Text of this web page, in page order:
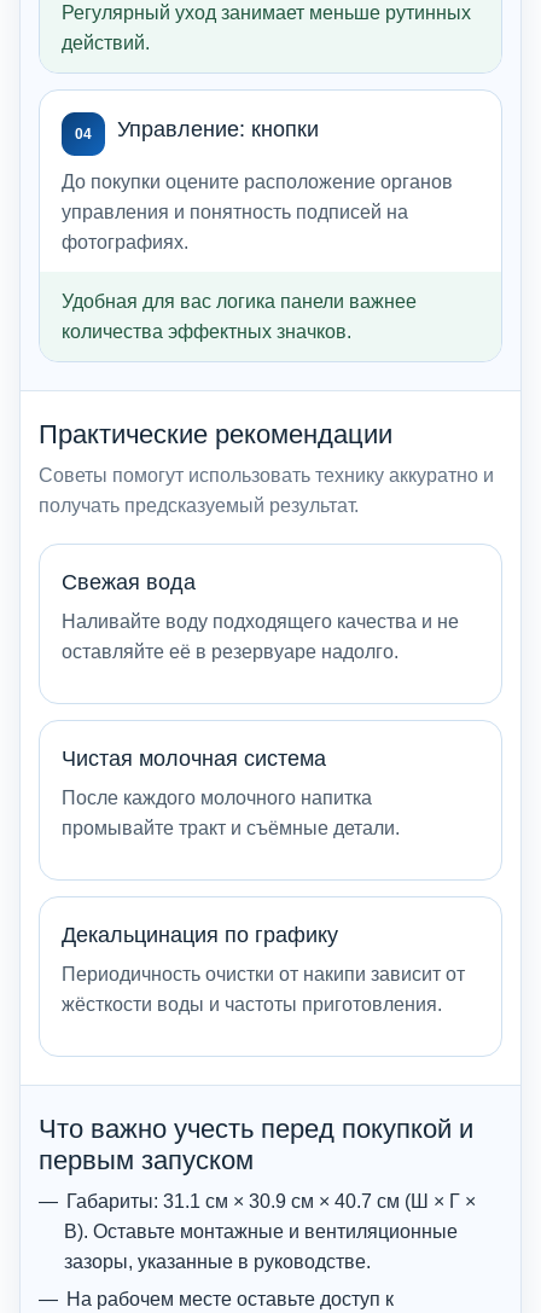
Регулярный уход занимает меньше рутинных
действий.
04 Управление: кнопки
До покупки оцените расположение органов
управления и понятность подписей на
фотографиях.
Удобная для вас логика панели важнее
количества эффектных значков.
Практические рекомендации
Советы помогут использовать технику аккуратно и
получать предсказуемый результат.
Свежая вода
Наливайте воду подходящего качества и не
оставляйте её в резервуаре надолго.
Чистая молочная система
После каждого молочного напитка
промывайте тракт и съёмные детали.
Декальцинация по графику
Периодичность очистки от накипи зависит от
жёсткости воды и частоты приготовления.
Что важно учесть перед покупкой и
первым запуском
Габариты: 31.1 см × 30.9 см × 40.7 см (Ш × Г ×
В). Оставьте монтажные и вентиляционные
зазоры, указанные в руководстве.
На рабочем месте оставьте доступ к